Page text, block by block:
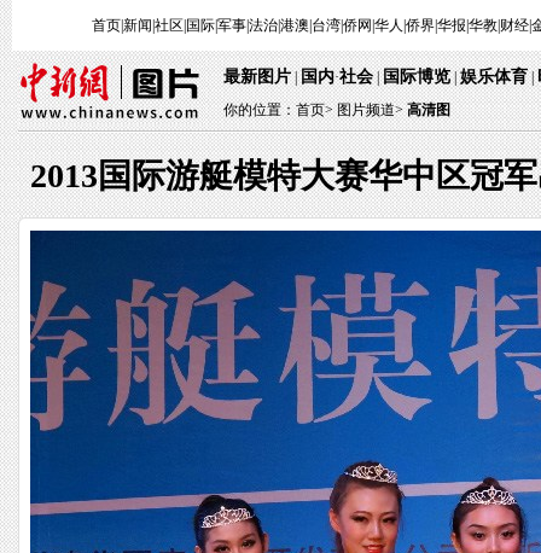
首页|新闻 社区 国际|军事|法治|港澳 台湾|侨网 华人 侨界|华报 华教| 财经|
最新图片|国内·社会|国际博览|娱乐体育|
你的位置：首页>图片频道> 高清图
2013国际游艇模特大赛华中区冠